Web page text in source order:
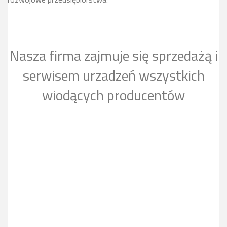
Nasza firma zajmuje się sprzedażą i
serwisem urzadzeń wszystkich
wiodących producentów